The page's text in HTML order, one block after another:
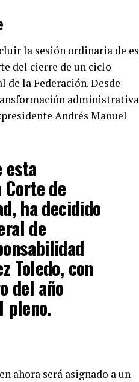
la sesión ordinaria de
del cierre de un ciclo
la Federación. Desde
Andrés Manuel
esta
de
ha decidido
de
Toledo, con
del año
pleno.
ahora será asignado a un